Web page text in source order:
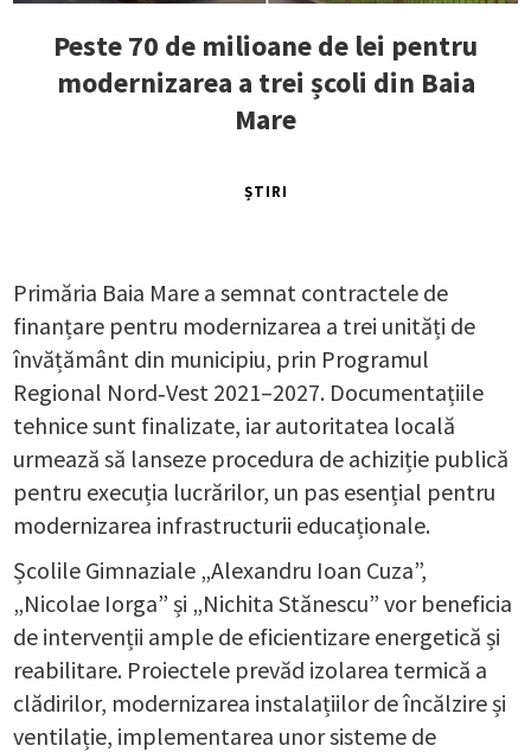
Peste 70 de milioane de lei pentru
modernizarea a trei școli din Baia
Mare
ȘTIRI
Primăria Baia Mare a semnat contractele de
finanțare pentru modernizarea a trei unități de
învățământ din municipiu, prin Programul
Regional Nord‑Vest 2021–2027. Documentațiile
tehnice sunt finalizate, iar autoritatea locală
urmează să lanseze procedura de achiziție publică
pentru execuția lucrărilor, un pas esențial pentru
modernizarea infrastructurii educaționale.
Școlile Gimnaziale „Alexandru Ioan Cuza”,
„Nicolae Iorga” și „Nichita Stănescu” vor beneficia
de intervenții ample de eficientizare energetică și
reabilitare. Proiectele prevăd izolarea termică a
clădirilor, modernizarea instalațiilor de încălzire și
ventilație, implementarea unor sisteme de